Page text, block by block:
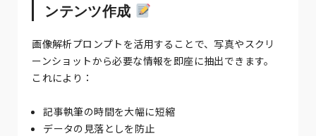
ンテンツ作成
画像解析プロンプトを活用することで、写真やスクリ
ーンショットから必要な情報を即座に抽出できます。
これにより：
記事執筆の時間を大幅に短縮
データの見落としを防止